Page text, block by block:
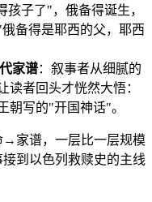
子了"，俄备得诞生，
备得是耶西的父，耶西
家谱：叙事者从细腻的
读者回头才恍然大悟：
朝写的"开国神话"。
家谱，一层比一层规模
到以色列救赎史的主线